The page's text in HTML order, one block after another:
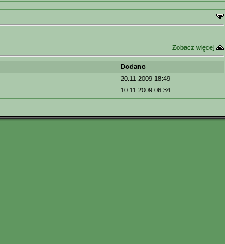
Zobacz więcej
Dodano
20.11.2009 18:49
10.11.2009 06:34